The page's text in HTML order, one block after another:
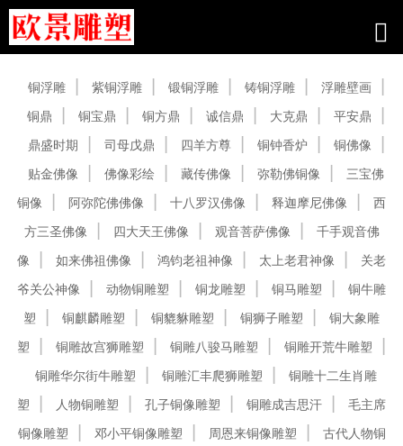
铜浮雕 紫铜浮雕 锻铜浮雕 铸铜浮雕
浮雕壁画
铜鼎
铜宝鼎 铜方鼎 诚信鼎 大克鼎
平安鼎
鼎盛时期
司母戊鼎 四羊方尊 铜钟香炉
铜佛像
贴金佛像
佛像彩绘 藏传佛像 弥勒佛铜像
三宝佛
铜像
阿弥陀佛佛像 十八罗汉佛像 释迦摩尼佛像
西
方三圣佛像
四大天王佛像 观音菩萨佛像
千手观音佛
像
如来佛祖佛像 鸿钧老祖神像 太上老君神像
关老
爷关公神像
动物铜雕塑 铜龙雕塑 铜马雕塑
铜牛雕
塑
铜麒麟雕塑 铜貔貅雕塑 铜狮子雕塑
铜大象雕
塑
铜雕故宫狮雕塑 铜雕八骏马雕塑
铜雕开荒牛雕塑
铜雕华尔街牛雕塑
铜雕汇丰爬狮雕塑
铜雕十二生肖雕
塑
人物铜雕塑 孔子铜像雕塑 铜雕成吉思汗
毛主席
铜像雕塑
邓小平铜像雕塑 周恩来铜像雕塑
古代人物铜